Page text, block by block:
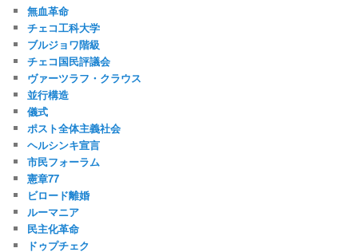
無血革命
チェコ工科大学
ブルジョワ階級
チェコ国民評議会
ヴァーツラフ・クラウス
並行構造
儀式
ポスト全体主義社会
ヘルシンキ宣言
市民フォーラム
憲章77
ビロード離婚
ルーマニア
民主化革命
ドゥプチェク